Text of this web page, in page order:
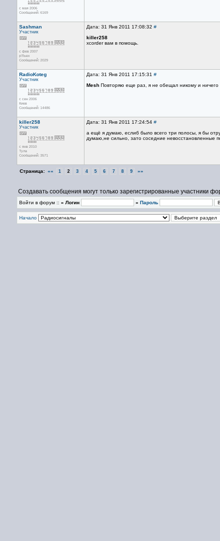
с мая 2006
Сообщений: 6169
Sashman
Участник
с фев 2007
р'Льех
Сообщений: 2029
Дата: 31 Янв 2011 17:08:32 #
killer258
xcorder вам в помощь.
RadioKoteg
Участник
с сен 2006
Киев
Сообщений: 14486
Дата: 31 Янв 2011 17:15:31 #
Mesh Повторяю еще раз, я не обещал никому и ничего
killer258
Участник
с янв 2010
Тула
Сообщений: 3571
Дата: 31 Янв 2011 17:24:54 #
а ещё я думаю, еслиб было всего три полосы, я бы
думаю,не сильно, зато соседние невосстановленные
Страница: «« 1 2 3 4 5 6 7 8 9 »»
Создавать сообщения могут только зарегистрированные участники
Войти в форум :: » Логин » Пароль
Начало